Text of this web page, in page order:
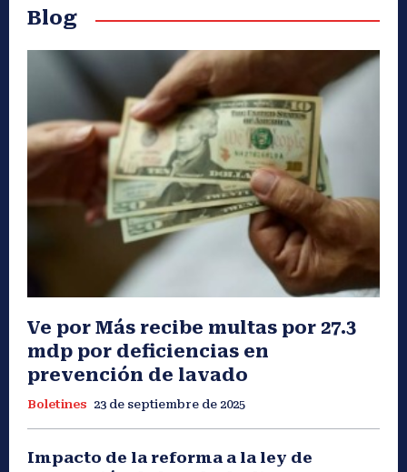
Blog
Ve por Más recibe multas por 27.3
mdp por deficiencias en
prevención de lavado
Boletines 23 de septiembre de 2025
Impacto de la reforma a la ley de